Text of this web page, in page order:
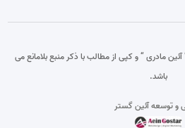
مادری “و کپی از مطالب با ذکر منبع بلامانع می
باشد.
و توسعه آئین گستر